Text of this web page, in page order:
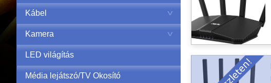
Kábel
Kamera
LED világítás
Média lejátszó/TV Okosító